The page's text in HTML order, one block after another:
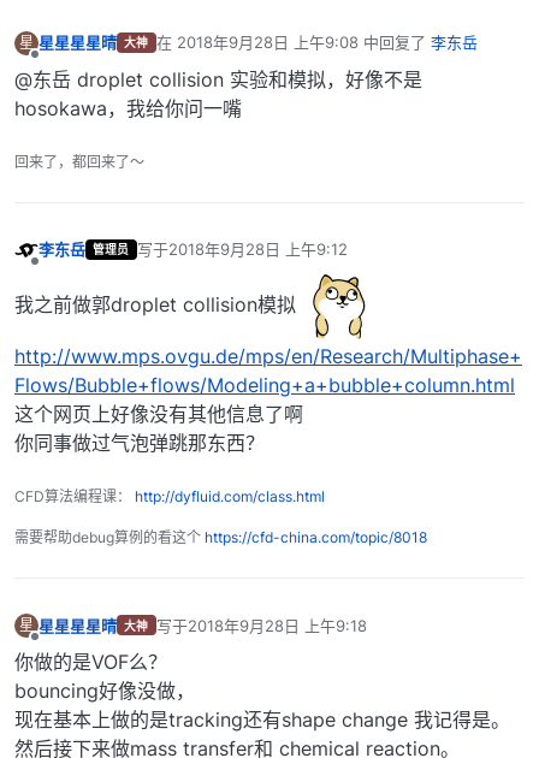
星 星星星星晴 大神 在 2018年9月28日 上午9:08中回复了 李东岳
最后由 编辑
@东岳 droplet collision 实验和模拟，好像不是
hosokawa，我给你问一嘴
回来了，都回来了～
李东岳 管理员 写于2018年9月28日 上午9:12
最后由 编辑
我之前做郭droplet collision模拟
http://www.mps.ovgu.de/mps/en/Research/Multiphase+
Flows/Bubble+flows/Modeling+a+bubble+column.html
这个网页上好像没有其他信息了啊
你同事做过气泡弹跳那东西？
CFD算法编程课： http://dyfluid.com/class.html
需要帮助debug算例的看这个 https://cfd-china.com/topic/8018
星 星星星星晴 大神 写于2018年9月28日 上午9:18
最后由 编辑
你做的是VOF么？
bouncing好像没做，
现在基本上做的是tracking还有shape change 我记得是。
然后接下来做mass transfer和 chemical reaction。